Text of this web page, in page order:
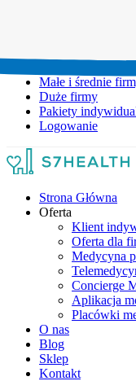
Małe i średnie
Duże firmy
Pakiety
Logowanie
Strona Główna
Oferta
Klient
Oferta dla
Medycyna
Concierge
Aplikacja
Placówki
O nas
Blog
Sklep
Kontakt